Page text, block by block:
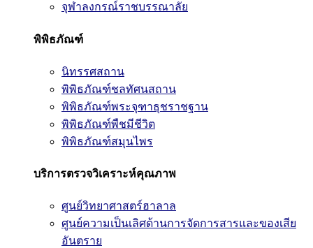
จุฬาลงกรณ์ราชบรรณาลัย
พิพิธภัณฑ์
นิทรรศสถาน
พิพิธภัณฑ์ชลทัศนสถาน
พิพิธภัณฑ์พระจุฑาธุชราชฐาน
พิพิธภัณฑ์พืชมีชีวิต
พิพิธภัณฑ์สมุนไพร
บริการตรวจวิเคราะห์คุณภาพ
ศูนย์วิทยาศาสตร์ฮาลาล
ศูนย์ความเป็นเลิศด้านการจัดการสารและของเสีย
อันตราย